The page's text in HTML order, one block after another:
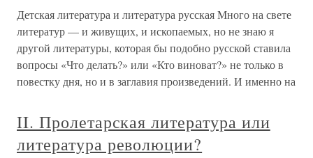
Детская литература и литература русская Много на свете
литератур — и живущих, и ископаемых, но не знаю я
другой литературы, которая бы подобно русской ставила
вопросы «Что делать?» или «Кто виноват?» не только в
повестку дня, но и в заглавия произведений. И именно на
II. Пролетарская литература или
литература революции?